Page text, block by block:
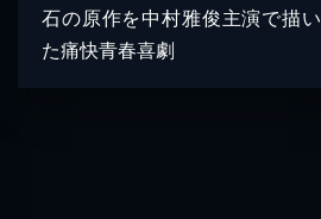
石の原作を中村雅俊主演で描い
た痛快青春喜劇